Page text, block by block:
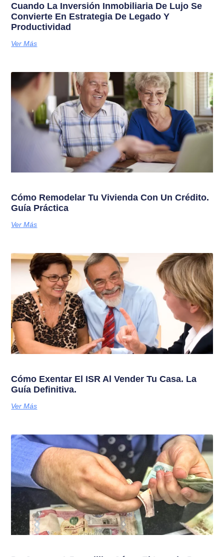
Cuando La Inversión Inmobiliaria De Lujo Se
Convierte En Estrategia De Legado Y
Productividad
Ver Más
Cómo Remodelar Tu Vivienda Con Un Crédito.
Guía Práctica
Ver Más
Cómo Exentar El ISR Al Vender Tu Casa. La
Guía Definitiva.
Ver Más